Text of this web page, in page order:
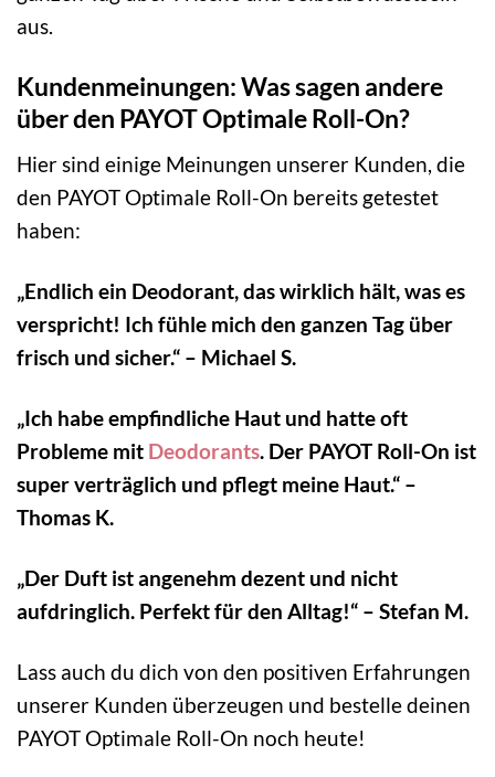
aus.
Kundenmeinungen: Was sagen andere
über den PAYOT Optimale Roll-On?
Hier sind einige Meinungen unserer Kunden, die
den PAYOT Optimale Roll-On bereits getestet
haben:
„Endlich ein Deodorant, das wirklich hält, was es
verspricht! Ich fühle mich den ganzen Tag über
frisch und sicher.“ – Michael S.
„Ich habe empfindliche Haut und hatte oft
Probleme mit Deodorants. Der PAYOT Roll-On ist
super verträglich und pflegt meine Haut.“ –
Thomas K.
„Der Duft ist angenehm dezent und nicht
aufdringlich. Perfekt für den Alltag!“ – Stefan M.
Lass auch du dich von den positiven Erfahrungen
unserer Kunden überzeugen und bestelle deinen
PAYOT Optimale Roll-On noch heute!